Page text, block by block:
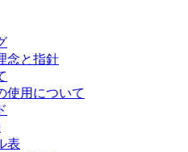
念と指針
使用について
表